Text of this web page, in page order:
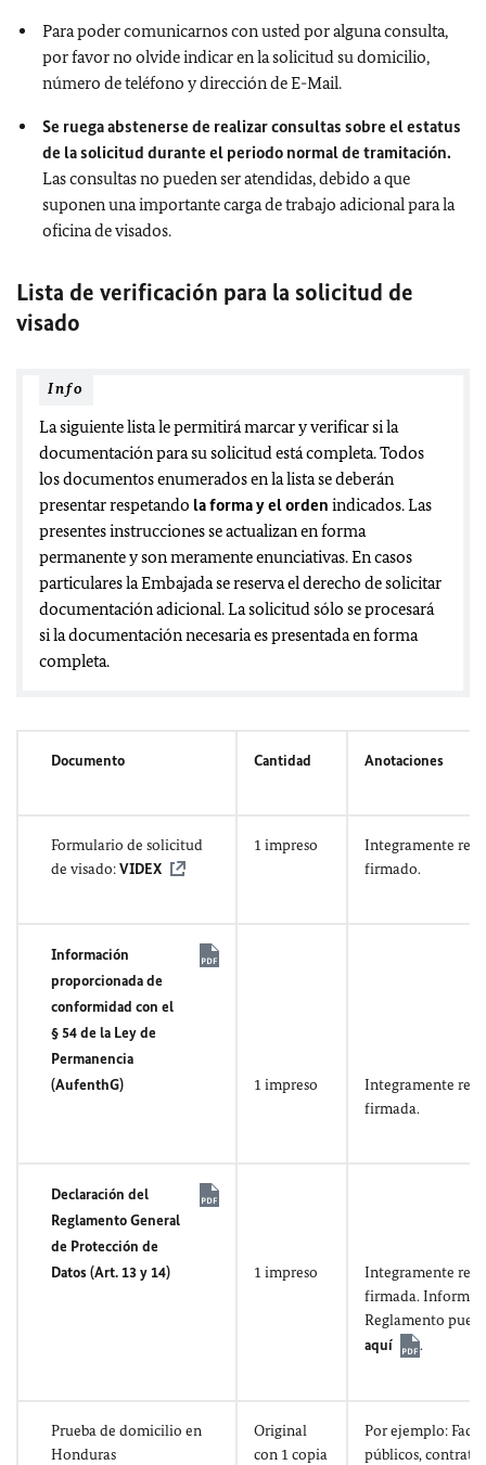
Para poder comunicarnos con usted por alguna consulta,
por favor no olvide indicar en la solicitud su domicilio,
número de teléfono y dirección de E-Mail.
Se ruega abstenerse de realizar consultas sobre el estatus
de la solicitud durante el periodo normal de tramitación.
Las consultas no pueden ser atendidas, debido a que
suponen una importante carga de trabajo adicional para la
oficina de visados.
Lista de verificación para la solicitud de
visado
Info
La siguiente lista le permitirá marcar y verificar si la
documentación para su solicitud está completa. Todos
los documentos enumerados en la lista se deberán
presentar respetando la forma y el orden indicados. Las
presentes instrucciones se actualizan en forma
permanente y son meramente enunciativas. En casos
particulares la Embajada se reserva el derecho de solicitar
documentación adicional. La solicitud sólo se procesará
si la documentación necesaria es presentada en forma
completa.
Documento Cantidad Anotaciones
Formulario de solicitud
de visado:VIDEX
1 impreso
Integramente
firmado.
Información
proporcionada de
conformidad con el
§ 54 de la Ley de
Permanencia
(AufenthG)
1 impreso
Integramente
firmada.
Declaración del
Reglamento General
de Protección de
Datos (Art. 13 y 14)
1 impreso
Integramente
firmada.
Reglamento
aquí
.
Prueba de domicilio en
Honduras
Original
con 1 copia
Por ejemplo:
públicos, contrato